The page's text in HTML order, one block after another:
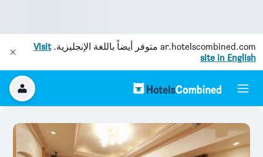
ar.hotelscombined.com متوفر أيضاً باللغة الإنجليزية.Visit
site in English